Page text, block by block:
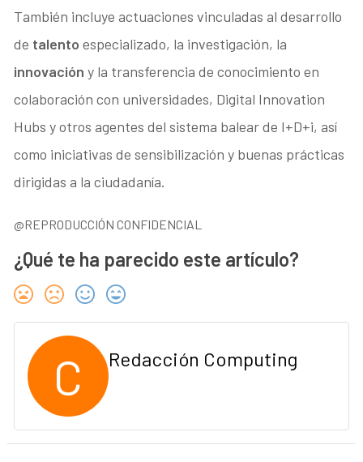
También incluye actuaciones vinculadas al desarrollo
de talentoespecializado, la investigación, la
innovacióny la transferencia de conocimiento en
colaboración con universidades, Digital Innovation
Hubs y otros agentes del sistema balear de I+D+i, así
como iniciativas de sensibilización y buenas prácticas
dirigidas a la ciudadanía.
@REPRODUCCIÓN CONFIDENCIAL
¿Qué te ha parecido este artículo?
C Redacción Computing